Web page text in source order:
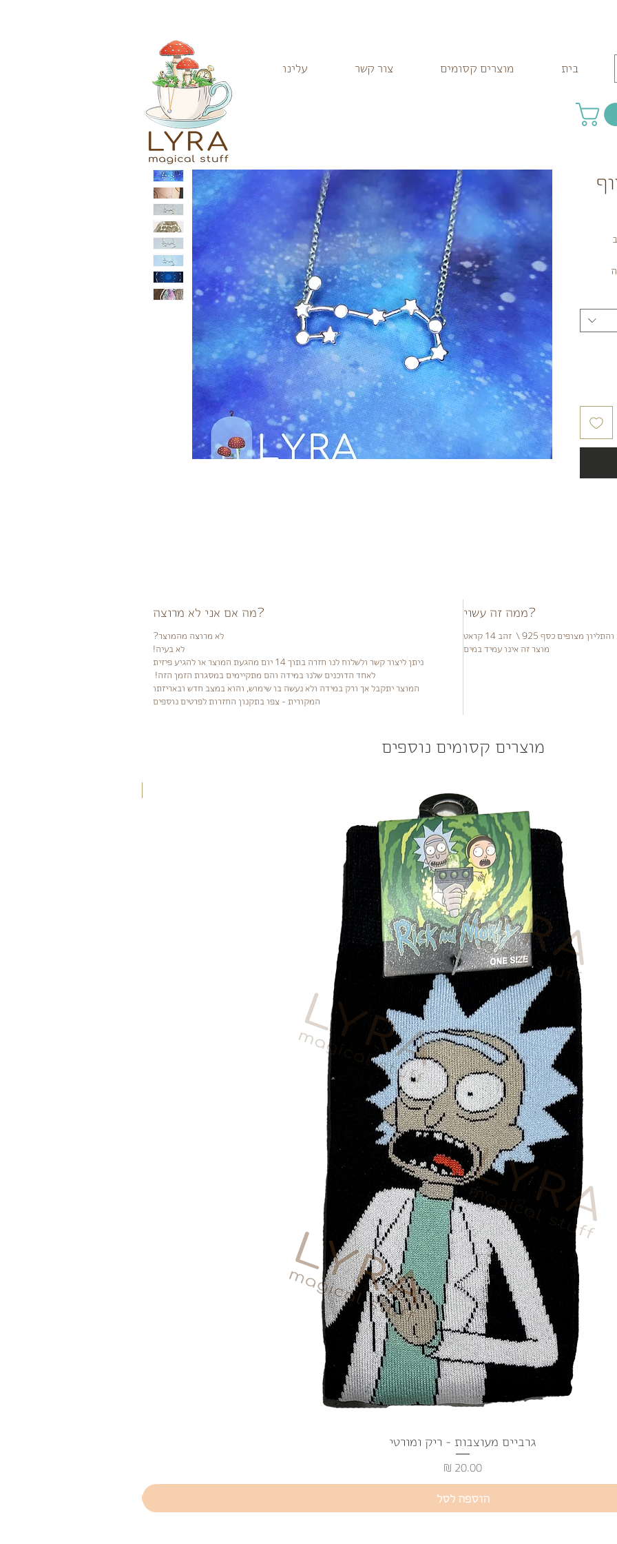
בית מוצרים קסומים צור קשר עלינו
?ממה זה עשוי
מצופים כסף 925 \ זהב 14 קראט
מוצר זה אינו עמיד במים
?מה אם אני לא מרוצה
לא מרוצה מהמוצר?
לא בעיה!
ניתן ליצור קשר ולשלוח לנו חזרה בתוך 14 יום מהגעת המוצר או להגיע פיזית
לאחד הדוכנים שלנו במידה והם מתקיימים במסגרת הזמן הזה!
המוצר יתקבל אך ורק במידה ולא נעשה בו שימוש, והוא במצב חדש ובאריזתו
המקורית - צפו בתקנון החזרות לפרטים נוספים
מוצרים קסומים נוספים
תצוגה מהירה
גרביים מעוצבות - ריק ומורטי
מחיר
הוספה לסל